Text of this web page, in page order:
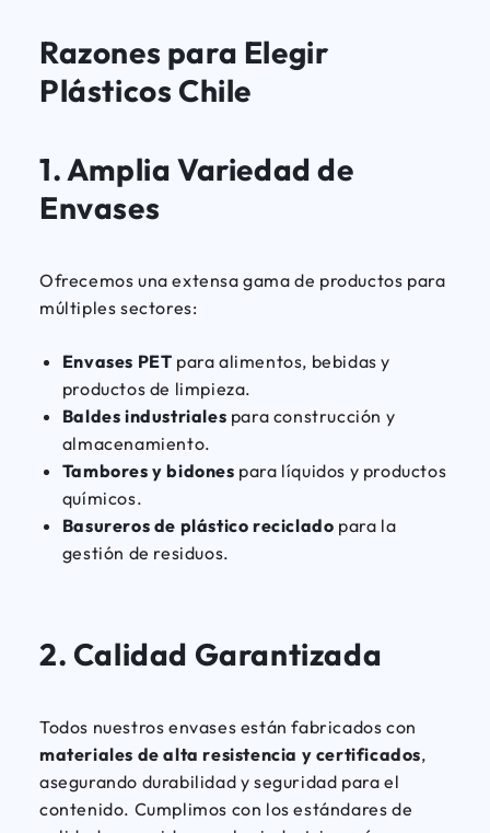
Razones para Elegir
Plásticos Chile
1.Amplia Variedad de
Envases
Ofrecemos una extensa gama de productos para
múltiples sectores:
Envases PET para alimentos, bebidas y
productos de limpieza.
Baldes industriales para construcción y
almacenamiento.
Tambores y bidones para líquidos y productos
químicos.
Basureros de plástico reciclado para la
gestión de residuos.
2. Calidad Garantizada
Todos nuestros envases están fabricados con
materiales de alta resistencia y certificados,
asegurando durabilidad y seguridad para el
contenido. Cumplimos con los estándares de